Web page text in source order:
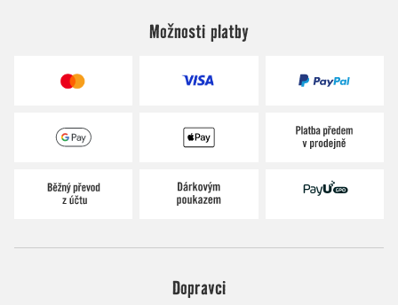
Možnosti platby
Dopravci